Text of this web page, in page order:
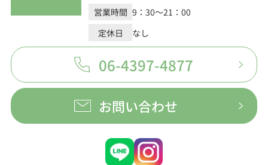
営業時間 9：30～21：00
定休日
なし
06-4397-4877
お問い合わせ